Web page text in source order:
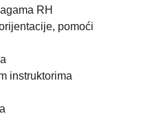
RH
pomoći
instruktorima